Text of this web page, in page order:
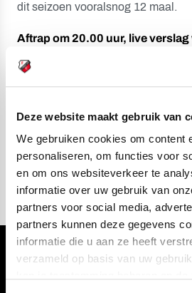
Deze website maakt gebruik van
We gebruiken cookies om content
personaliseren, om functies voor
en om ons websiteverkeer te
informatie over uw gebruik van
partners voor social media,
partners kunnen deze gegevens
informatie die u aan ze heeft
verzameld op basis van uw
dit seizoen vooralsnog 12 maal.
Aftrap om 20.00 uur, live verslag
De wedstrijd Jong FC Utrecht –
(maandag) aan de Koningsweg
uur open. Niet van de partij, maar
verloop van de match?FC Utrecht
verslag van het duel met de
Volg ons ook via